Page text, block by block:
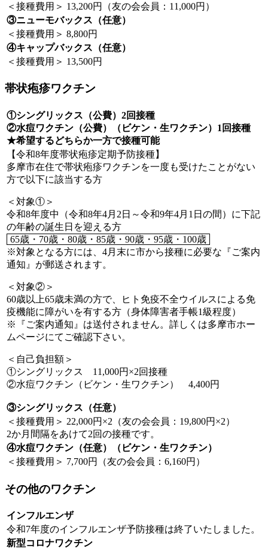
＜接種費用＞ 13,200円（友の会会員：11,000円）
③ニューモバックス（任意）
＜接種費用＞ 8,800円
④キャップバックス（任意）
＜接種費用＞ 13,500円
帯状疱疹ワクチン
①シングリックス（公費）2回接種
②水痘ワクチン（公費）（ビケン・生ワクチン）1回接種
★希望するどちらか一方で接種可能
【令和8年度帯状疱疹定期予防接種】
多摩市在住で帯状疱疹ワクチンを一度も受けたことがない
方で以下に該当する方
＜対象①＞
令和8年度中（令和8年4月2日～令和9年4月1日の間）に下記
の年齢の誕生日を迎える方
65歳・70歳・80歳・85歳・90歳・95歳・100歳
※対象となる方には、4月末に市から接種に必要な『ご案内
通知』が郵送されます。
＜対象②＞
60歳以上65歳未満の方で、ヒト免疫不全ウイルスによる免
疫機能に障がいを有する方（身体障害者手帳1級程度）
※『ご案内通知』は送付されません。詳しくは多摩市ホー
ムページにてご確認下さい。
＜自己負担額＞
①シングリックス 11,000円×2回接種
②水痘ワクチン（ビケン・生ワクチン） 4,400円
③シングリックス（任意）
＜接種費用＞ 22,000円×2（友の会会員：19,800円×2）
2か月間隔をあけて2回の接種です。
④水痘ワクチン（任意）（ビケン・生ワクチン）
＜接種費用＞ 7,700円（友の会会員：6,160円）
その他のワクチン
インフルエンザ
令和7年度のインフルエンザ予防接種は終了いたしました。
新型コロナワクチン